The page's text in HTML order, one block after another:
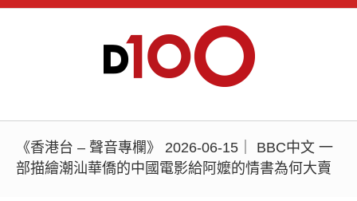
《香港台 – 聲音專欄》 2026-06-15｜ BBC中文 一
部描繪潮汕華僑的中國電影給阿嬤的情書為何大賣